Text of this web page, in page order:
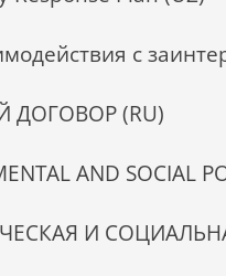
с
ДОГОВОР (RU)
AND SOCIAL
И